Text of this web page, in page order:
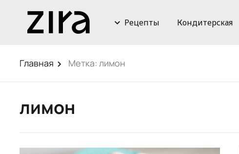
Рецепты Кондитерская
Главная Метка: лимон
лимон